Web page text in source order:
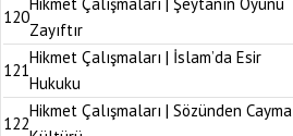
120
Zayıftır
121
Hikmet Çalışmaları | İslam’da Esir
Hukuku
122
Hikmet Çalışmaları | Sözünden Cayma